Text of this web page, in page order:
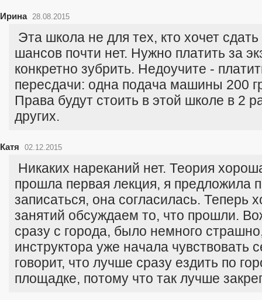
Ирина 28.08.2015
Эта школа не для тех, кто хочет
шансов почти нет. Нужно платить за
конкретно зубрить. Недоучите -
пересдачи: одна подача машины 200
Права будут стоить в этой школе в 2
других.
Катя 02.12.2015
Никаких нареканий нет. Теория
прошла первая лекция, я предложила
записаться, она согласилась. Теперь
занятий обсуждаем то, что прошли.
сразу с города, было немного
инструктора уже начала чувствовать
говорит, что лучше сразу ездить по
площадке, потому что так лучше